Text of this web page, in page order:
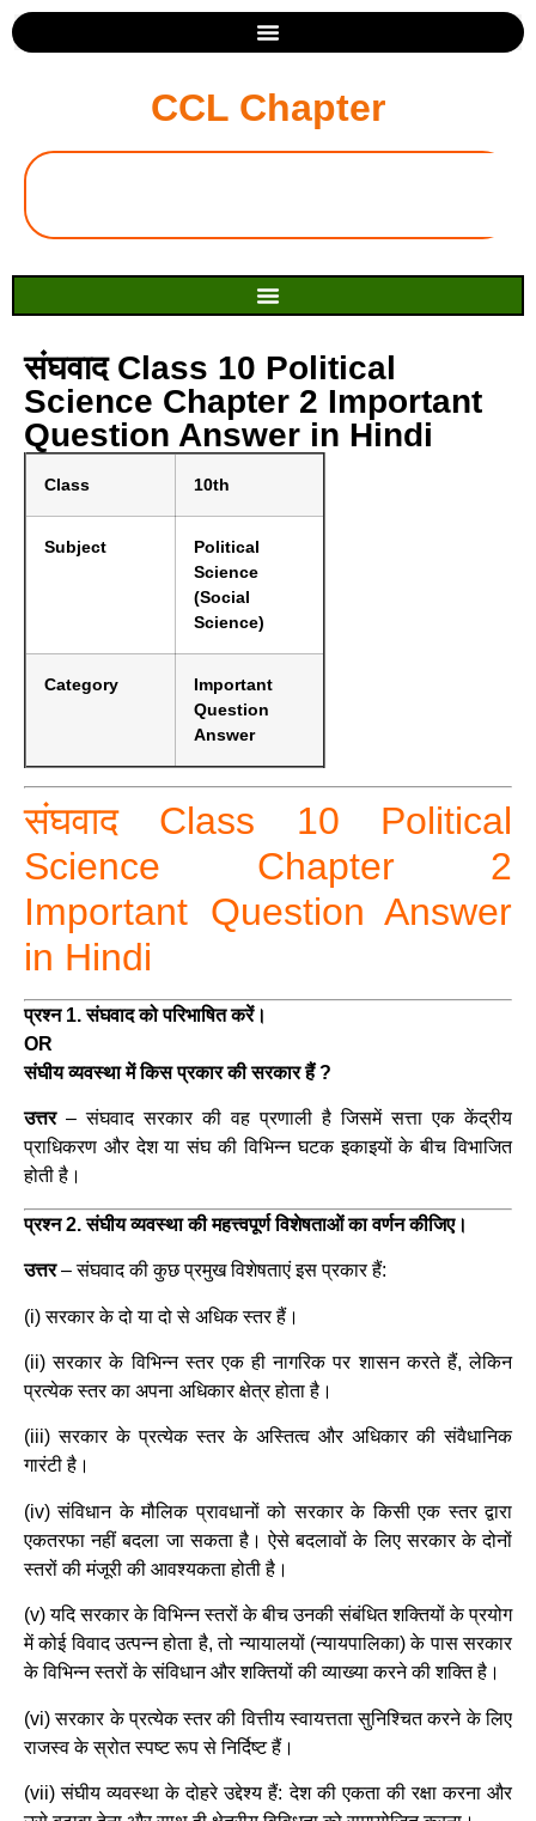
CCL Chapter
संघवाद Class 10 Political
Science Chapter 2 Important
Question Answer in Hindi
Class 10th
Subject
Political
Science
(Social
Science)
Category
Important
Question
Answer
संघवाद Class 10 Political
Science Chapter 2
Important Question Answer
in Hindi
प्रश्न 1. संघवाद को परिभाषित करें।
OR
संघीय व्यवस्था में किस प्रकार की सरकार हैं ?
उत्तर–संघवाद सरकार की वह प्रणाली है जिसमें सत्ता एक केंद्रीय
प्राधिकरण और देश या संघ की विभिन्न घटक इकाइयों के बीच विभाजित
होती है।
प्रश्न 2. संघीय व्यवस्था की महत्त्वपूर्ण विशेषताओं का वर्णन कीजिए।
उत्तर–संघवाद की कुछ प्रमुख विशेषताएं इस प्रकार हैं:
(i) सरकार के दो या दो से अधिक स्तर हैं।
(ii) सरकार के विभिन्न स्तर एक ही नागरिक पर शासन करते हैं, लेकिन
प्रत्येक स्तर का अपना अधिकार क्षेत्र होता है।
(iii) सरकार के प्रत्येक स्तर के अस्तित्व और अधिकार की संवैधानिक
गारंटी है।
(iv) संविधान के मौलिक प्रावधानों को सरकार के किसी एक स्तर द्वारा
एकतरफा नहीं बदला जा सकता है। ऐसे बदलावों के लिए सरकार के दोनों
स्तरों की मंजूरी की आवश्यकता होती है।
(v) यदि सरकार के विभिन्न स्तरों के बीच उनकी संबंधित शक्तियों के प्रयोग
में कोई विवाद उत्पन्न होता है, तो न्यायालयों (न्यायपालिका) के पास सरकार
के विभिन्न स्तरों के संविधान और शक्तियों की व्याख्या करने की शक्ति है।
(vi) सरकार के प्रत्येक स्तर की वित्तीय स्वायत्तता सुनिश्चित करने के लिए
राजस्व के स्रोत स्पष्ट रूप से निर्दिष्ट हैं।
(vii) संघीय व्यवस्था के दोहरे उद्देश्य हैं: देश की एकता की रक्षा करना और